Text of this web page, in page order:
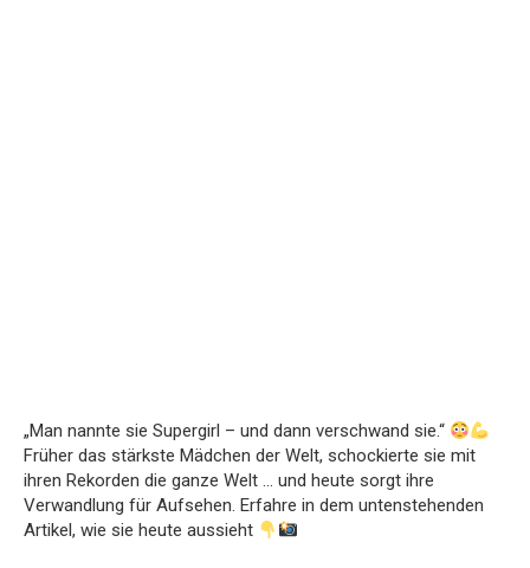
„Man nannte sie Supergirl – und dann verschwand sie.“
Früher das stärkste Mädchen der Welt, schockierte sie mit
ihren Rekorden die ganze Welt … und heute sorgt ihre
Verwandlung für Aufsehen. Erfahre in dem untenstehenden
Artikel, wie sie heute aussieht